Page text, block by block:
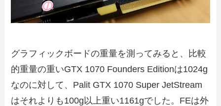
グラフィックボードの重量を測ってみると、比較
的重量の重いGTX 1070 Founders Editionは1024g
なのに対して、Palit GTX 1070 Super JetStream
はそれよりも100g以上重い1161gでした。FEは外